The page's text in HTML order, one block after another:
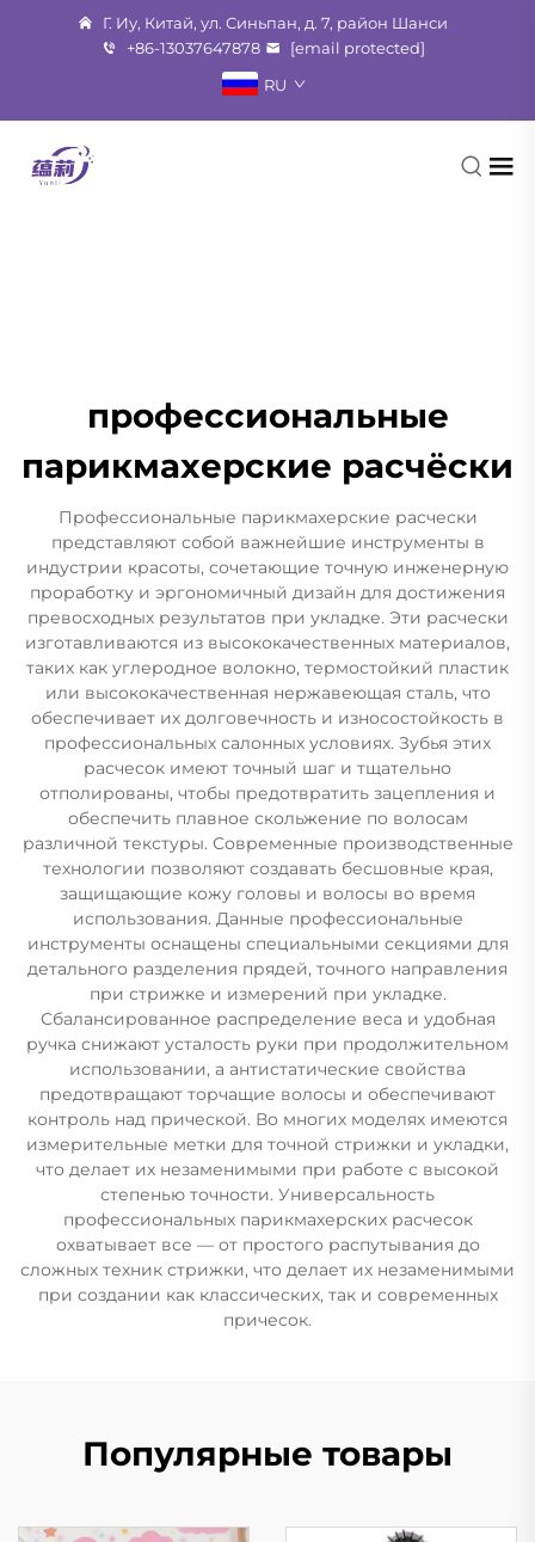
Г. Иу, Китай, ул. Синьпан, д. 7, район Шанси
+86-13037647878
[email protected]
RU
профессиональные
парикмахерские расчёски
Профессиональные парикмахерские расчески
представляют собой важнейшие инструменты в
индустрии красоты, сочетающие точную инженерную
проработку и эргономичный дизайн для достижения
превосходных результатов при укладке. Эти расчески
изготавливаются из высококачественных материалов,
таких как углеродное волокно, термостойкий пластик
или высококачественная нержавеющая сталь, что
обеспечивает их долговечность и износостойкость в
профессиональных салонных условиях. Зубья этих
расчесок имеют точный шаг и тщательно
отполированы, чтобы предотвратить зацепления и
обеспечить плавное скольжение по волосам
различной текстуры. Современные производственные
технологии позволяют создавать бесшовные края,
защищающие кожу головы и волосы во время
использования. Данные профессиональные
инструменты оснащены специальными секциями для
детального разделения прядей, точного направления
при стрижке и измерений при укладке.
Сбалансированное распределение веса и удобная
ручка снижают усталость руки при продолжительном
использовании, а антистатические свойства
предотвращают торчащие волосы и обеспечивают
контроль над прической. Во многих моделях имеются
измерительные метки для точной стрижки и укладки,
что делает их незаменимыми при работе с высокой
степенью точности. Универсальность
профессиональных парикмахерских расчесок
охватывает все — от простого распутывания до
сложных техник стрижки, что делает их незаменимыми
при создании как классических, так и современных
причесок.
Популярные товары